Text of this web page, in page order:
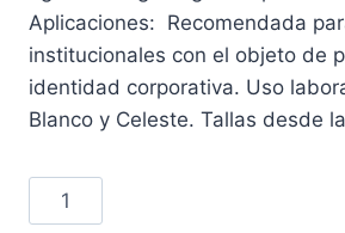
Aplicaciones: Recomendada
institucionales con el objeto de
identidad corporativa. Uso
Blanco y Celeste. Tallas desde